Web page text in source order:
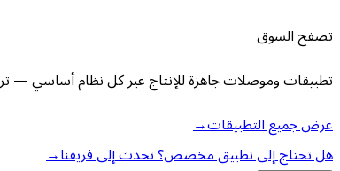
تصفح السوق
تطبيقات وموصلات جاهزة للإنتاج عبر كل نظام أساسي —
عرض جميع التطبيقات→
هل تحتاج إلى تطبيق مخصص؟ تحدث إلى فريقنا→